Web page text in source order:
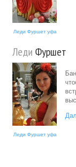
Леди Фуршет уфа
Леди Фуршет
Леди Фуршет уфа